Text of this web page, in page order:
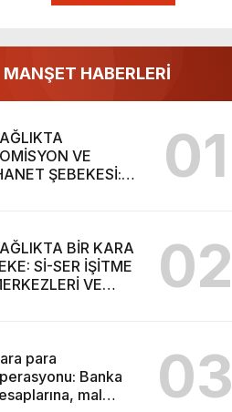
MANŞET HABERLERİ
VE
ŞEBEKESİ:
01
BİR KARA
Sİ-SER İŞİTME
VE
02
para
Banka
mal
03